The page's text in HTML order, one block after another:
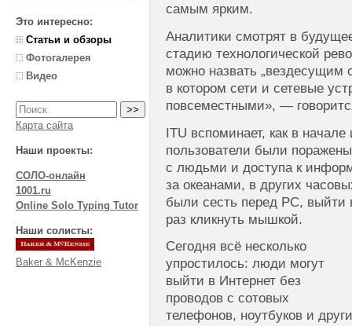
Это интересно:
Статьи и обзоры
Фотогалерея
Видео
Карта сайта
Наши проекты:
СОЛО-онлайн
1001.ru
Online Solo Typing Tutor
Наши солисты:
Baker & McKenzie
самым ярким.
Аналитики смотрят в
стадию технологической
можно назвать „вездесущим
в котором сети и сетевые
повсеместными», —
ITU вспоминает, как в
пользователи были
с людьми и доступа к
за океанами, в других
были сесть перед PC, выйти
раз кликнуть мышкой.
Сегодня всё несколько
упростилось: люди могут
выйти в Интернет без
проводов с сотовых
телефонов, ноутбуков и